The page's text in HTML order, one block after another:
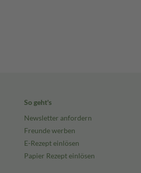
So geht's
Newsletter anfordern
Freunde werben
E-Rezept einlösen
Papier Rezept einlösen